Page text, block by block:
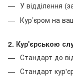
У відділення
Кур’єром на
2. Кур'єрською
Стандарт до
Стандарт